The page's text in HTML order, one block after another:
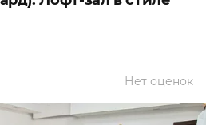
Нет оценок